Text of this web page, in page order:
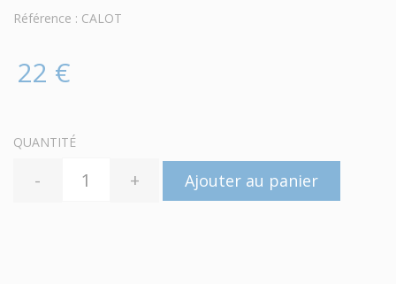
Référence : CALOT
22 €
QUANTITÉ
- + Ajouter au panier